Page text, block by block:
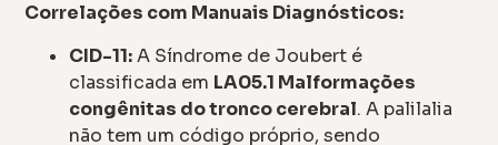
Correlações com Manuais Diagnósticos:
CID-11:A Síndrome de Joubert é
classificada em LA05.1 Malformações
congênitas do tronco cerebral. A palilalia
não tem um código próprio, sendo